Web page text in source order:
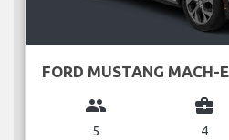
FORD MUSTANG MACH-E
group
5
business_center
4